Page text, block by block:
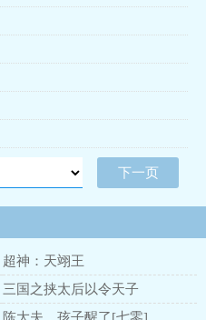
下一页
超神：天翊王
三国之挟太后以令天子